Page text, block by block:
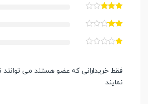
فقط خریدارانی که عضو هستند می توانند
نمایند